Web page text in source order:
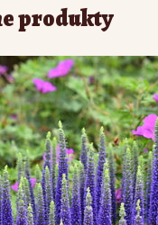
produkty